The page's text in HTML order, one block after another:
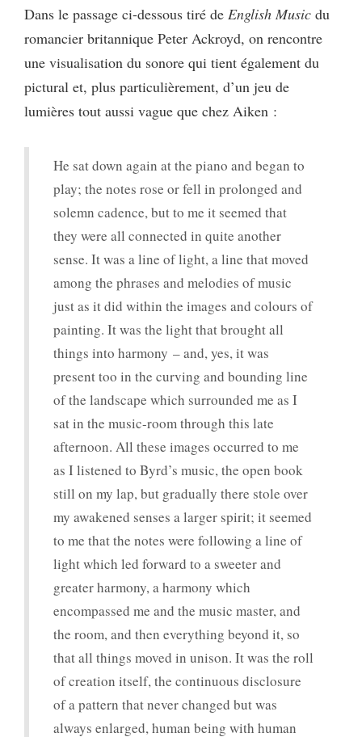
Dans le passage ci-dessous tiré de English Music du
romancier britannique Peter Ackroyd, on rencontre
une visualisation du sonore qui tient également du
pictural et, plus particulièrement, d’un jeu de
lumières tout aussi vague que chez Aiken :
He sat down again at the piano and began to
play; the notes rose or fell in prolonged and
solemn cadence, but to me it seemed that
they were all connected in quite another
sense. It was a line of light, a line that moved
among the phrases and melodies of music
just as it did within the images and colours of
painting. It was the light that brought all
things into harmony – and, yes, it was
present too in the curving and bounding line
of the landscape which surrounded me as I
sat in the music-room through this late
afternoon. All these images occurred to me
as I listened to Byrd’s music, the open book
still on my lap, but gradually there stole over
my awakened senses a larger spirit; it seemed
to me that the notes were following a line of
light which led forward to a sweeter and
greater harmony, a harmony which
encompassed me and the music master, and
the room, and then everything beyond it, so
that all things moved in unison. It was the roll
of creation itself, the continuous disclosure
of a pattern that never changed but was
always enlarged, human being with human